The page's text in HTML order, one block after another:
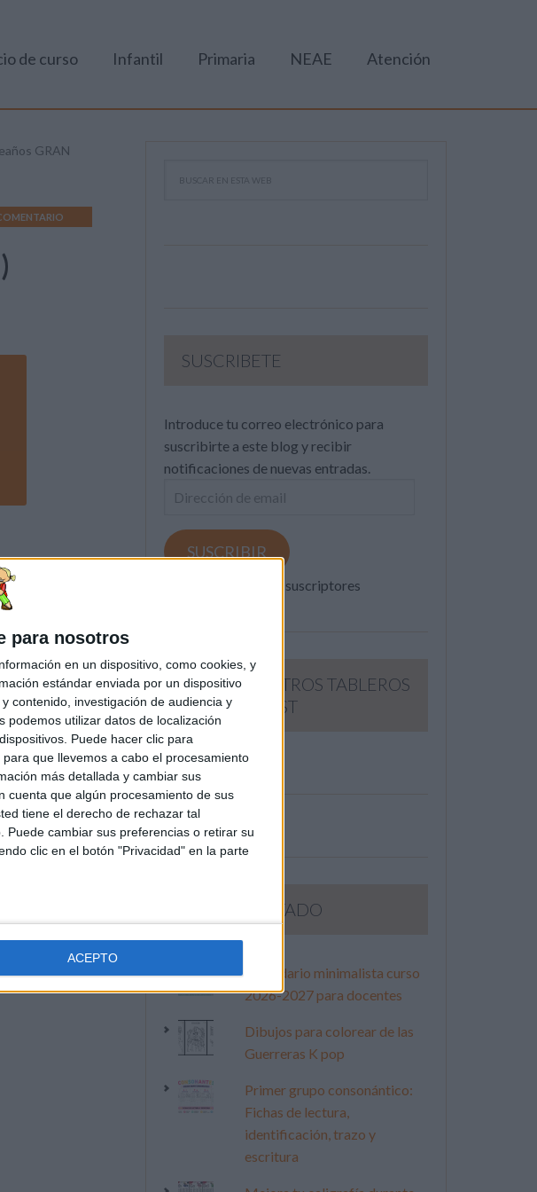
para nosotros
en un dispositivo, como cookies, y
estándar enviada por un dispositivo
contenido, investigación de audiencia y
podemos utilizar datos de localización
Puede hacer clic para
que llevemos a cabo el procesamiento
más detallada y cambiar sus
cuenta que algún procesamiento de sus
tiene el derecho de rechazar tal
Puede cambiar sus preferencias o retirar su
clic en el botón "Privacidad" en la parte
ACEPTO
de curso Infantil Primaria NEAE Atención
GRAN
SUSCRIBETE
Introduce tu correo electrónico para
suscribirte a este blog y recibir
notificaciones de nuevas entradas.
Dirección
email
SUSCRIBIR
Únete a otros 371K suscriptores
SIGUE NUESTROS TABLEROS
EN PINTEREST
LO MÁS VISITADO
Calendario minimalista curso
2026-2027 para docentes
Dibujos para colorear de las
Guerreras K pop
Primer grupo consonántico:
Fichas de lectura,
identificación, trazo y
escritura